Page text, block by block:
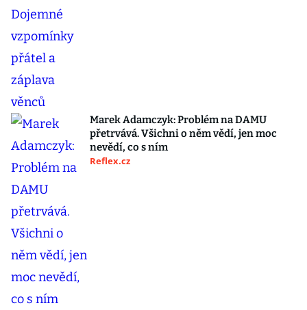
Marek Adamczyk: Problém na DAMU
přetrvává. Všichni o něm vědí, jen moc
nevědí, co s ním
Reflex.cz